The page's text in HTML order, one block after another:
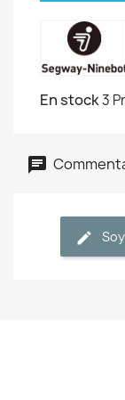
En stock3